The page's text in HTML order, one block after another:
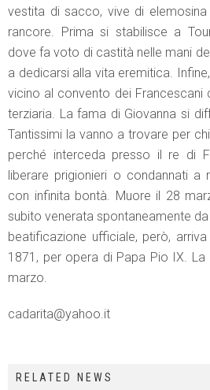
vestita di sacco, vive di
rancore. Prima si stabilisce a
dove fa voto di castità nelle mani
a dedicarsi alla vita eremitica.
vicino al convento dei Francescani
terziaria. La fama di Giovanna si
Tantissimi la vanno a trovare per
perché interceda presso il re di
liberare prigionieri o condannati
con infinita bontà. Muore il 28
subito venerata spontaneamente
beatificazione ufficiale, però,
1871, per opera di Papa Pio IX.
marzo.
cadarita@yahoo.it
RELATED NEWS